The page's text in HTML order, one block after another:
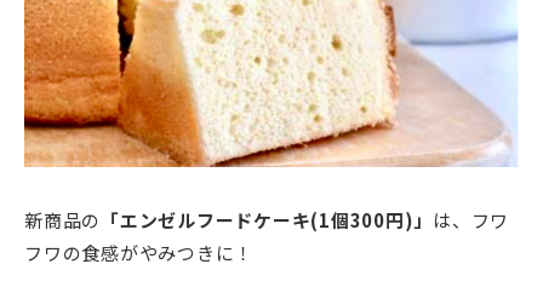
新商品の 「エンゼルフードケーキ(1個300円)」 は、フワ
フワの食感がやみつきに！